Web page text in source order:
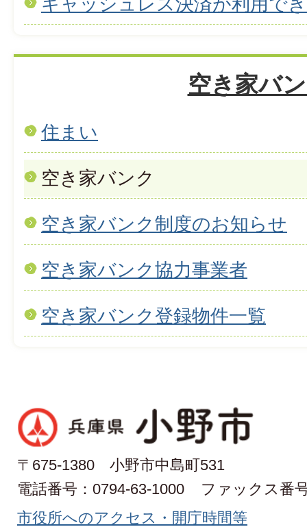
空き家バ
住まい
空き家バンク
空き家バンク制度のお知らせ
空き家バンク協力事業者
空き家バンク登録物件一覧
〒675-1380 小野市中島町531
電話番号：0794-63-1000
ファックス番
市役所へのアクセス・開庁時間等